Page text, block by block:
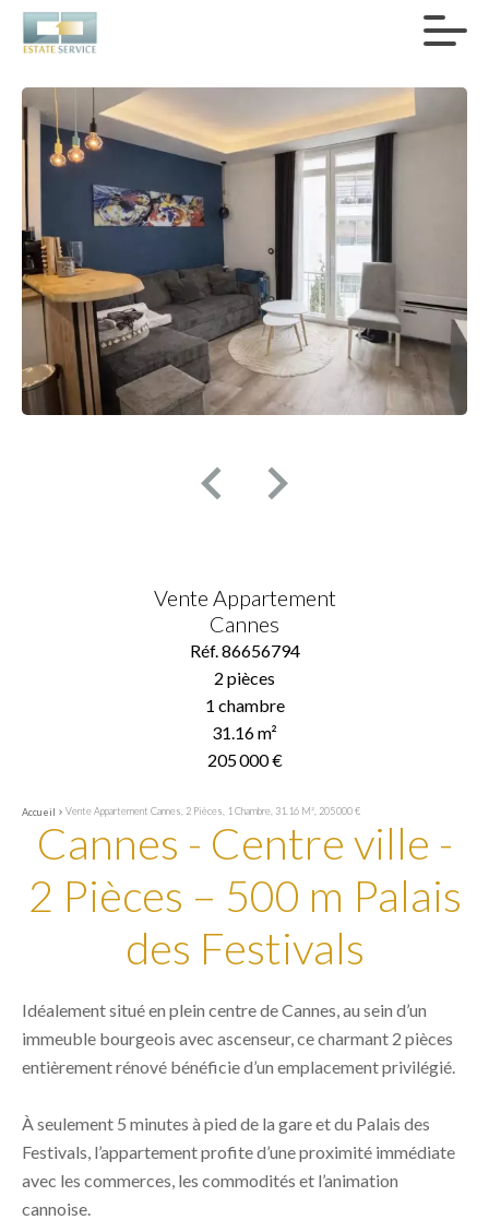
Vente Appartement
Cannes
Réf. 86656794
2 pièces
1 chambre
31.16 m²
205 000 €
Accueil Vente Appartement Cannes, 2 Pièces, 1 Chambre, 31.16 M², 205 000 €
Cannes - Centre ville -
2 Pièces – 500 m Palais
des Festivals
Idéalement situé en plein centre de Cannes, au sein d’un
immeuble bourgeois avec ascenseur, ce charmant 2 pièces
entièrement rénové bénéficie d’un emplacement privilégié.
À seulement 5 minutes à pied de la gare et du Palais des
Festivals, l’appartement profite d’une proximité immédiate
avec les commerces, les commodités et l’animation
cannoise.